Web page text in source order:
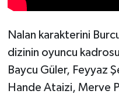
Nalan karakterini
dizinin oyuncu
Baycu Güler, Feyyaz
Hande Ataizi, Merve